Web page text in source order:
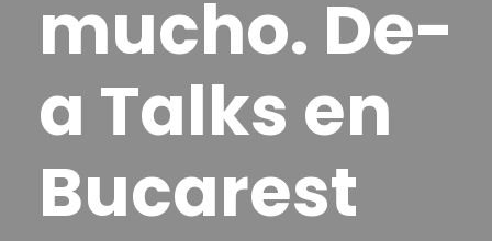
mucho. De-
a Talks en
Bucarest